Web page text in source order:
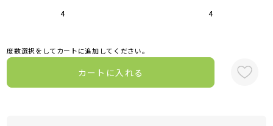
4 4
度数選択をしてカートに追加してください。
カートに入れる